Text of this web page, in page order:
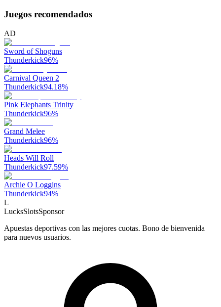
Juegos recomendados
AD
Sword of Shoguns
Thunderkick96%
Carnival Queen 2
Thunderkick94.18%
Pink Elephants Trinity
Thunderkick96%
Grand Melee
Thunderkick96%
Heads Will Roll
Thunderkick97.59%
Archie O Loggins
Thunderkick94%
L
LucksSlotsSponsor
Apuestas deportivas con las mejores cuotas. Bono de bienvenida
para nuevos usuarios.